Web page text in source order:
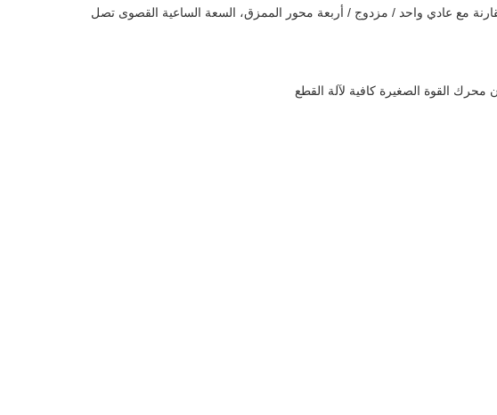
مع عادي واحد / مزدوج / أربعة محور الممزق، السعة الساعية القصوى تصل
القوة الصغيرة كافية لآلة القطع